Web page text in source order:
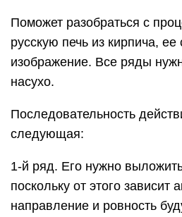
Поможет разобраться с
русскую печь из кирпича, ее
изображение. Все ряды
насухо.
Последовательность
следующая:
1-й ряд. Его нужно
поскольку от этого зависит
направление и ровность